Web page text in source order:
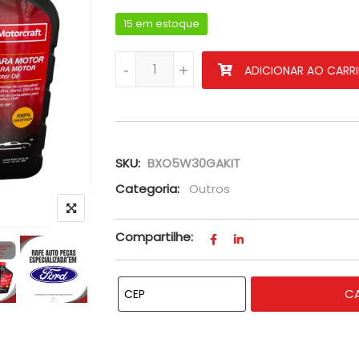
15 em estoque
KIT ÓLEO 100% SINTÉTICO
+
- ADICIONAR AO
SKU: BXO5W30GAKIT
Categoria:
Outros
Compartilhe: